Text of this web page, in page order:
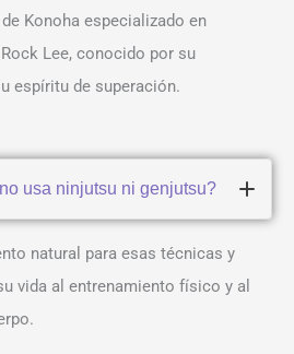
Konoha especializado en
Lee, conocido por su
espíritu de superación.
usa ninjutsu ni genjutsu?
natural para esas técnicas y
vida al entrenamiento físico y al